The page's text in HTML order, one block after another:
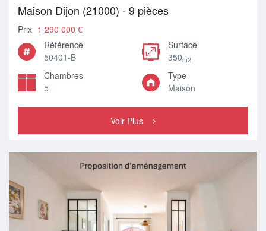
Maison Dijon (21000) - 9 pièces
Prix 1 290 000 €
Référence
50401-B
Surface
350m2
Chambres
5
Type
Maison
Voir Plus